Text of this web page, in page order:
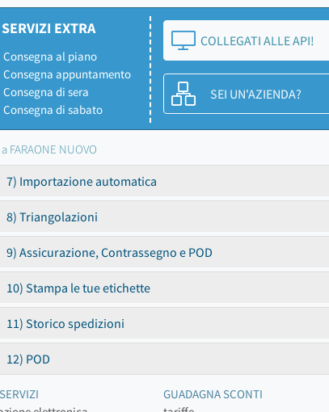
SERVIZI EXTRA
Consegna al piano
Consegna appuntamento
Consegna di sera
Consegna di sabato
COLLEGATI ALLE API!
SEI UN'AZIENDA?
NUOVO
7) Importazione automatica
8) Triangolazioni
9) Assicurazione, Contrassegno e POD
10) Stampa le tue etichette
11) Storico spedizioni
12) POD
GUADAGNA SCONTI